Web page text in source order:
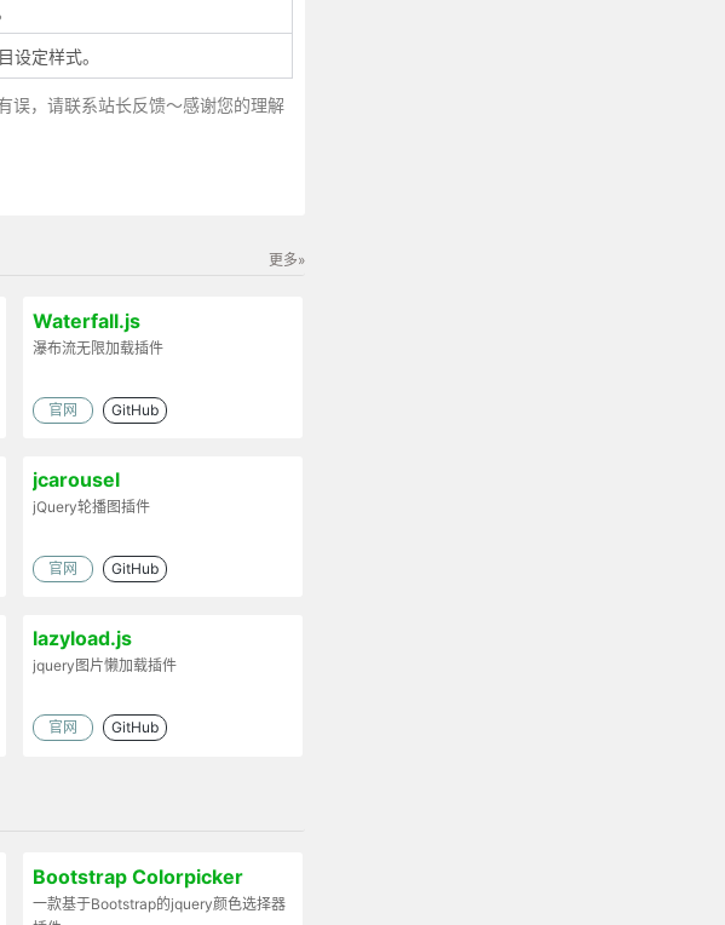
定样式。
误，请联系站长反馈～感谢您的理解
更多»
Waterfall.js
瀑布流无限加载插件
官网 GitHub
jcarousel
jQuery轮播图插件
官网 GitHub
lazyload.js
jquery图片懒加载插件
官网 GitHub
Bootstrap Colorpicker
一款基于Bootstrap的jquery颜色选择器